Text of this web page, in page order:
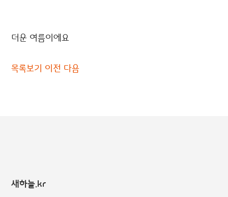
더운 여름이에요
목록보기 이전 다음
새하늘.kr